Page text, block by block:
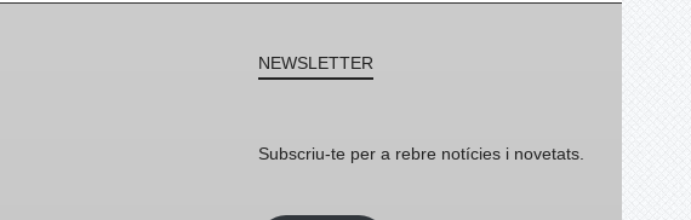
NEWSLETTER
Subscriu-te per a rebre notícies i novetats.